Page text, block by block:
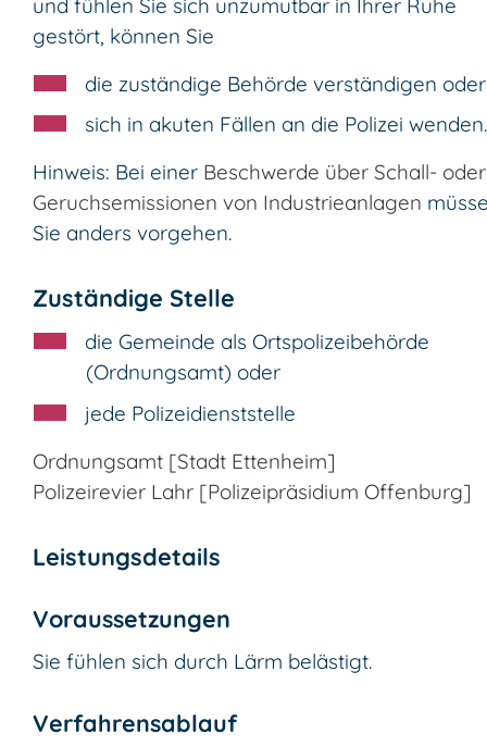
und fühlen Sie sich unzumutbar in Ihrer Ruhe
gestört, können Sie
die zuständige Behörde verständigen oder
sich in akuten Fällen an die Polizei wenden.
Hinweis: Bei einer Beschwerde über Schall- oder
Geruchsemissionen von Industrieanlagen
Sie anders vorgehen.
Zuständige Stelle
die Gemeinde als Ortspolizeibehörde
(Ordnungsamt) oder
jede Polizeidienststelle
Ordnungsamt [Stadt Ettenheim]
Polizeirevier Lahr [Polizeipräsidium Offenburg]
Leistungsdetails
Voraussetzungen
Sie fühlen sich durch Lärm belästigt.
Verfahrensablauf